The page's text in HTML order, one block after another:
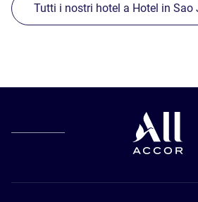
Tutti i nostri hotel a Hotel in Sao